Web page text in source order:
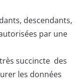
descendants,
par une
succincte des
les données